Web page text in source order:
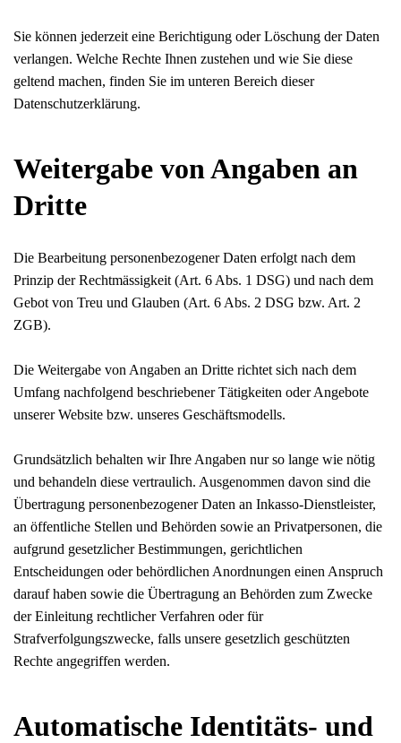
Sie können jederzeit eine Berichtigung oder Löschung der Daten
verlangen. Welche Rechte Ihnen zustehen und wie Sie diese
geltend machen, finden Sie im unteren Bereich dieser
Datenschutzerklärung.
Weitergabe von Angaben an
Dritte
Die Bearbeitung personenbezogener Daten erfolgt nach dem
Prinzip der Rechtmässigkeit (Art. 6 Abs. 1 DSG) und nach dem
Gebot von Treu und Glauben (Art. 6 Abs. 2 DSG bzw. Art. 2
ZGB).
Die Weitergabe von Angaben an Dritte richtet sich nach dem
Umfang nachfolgend beschriebener Tätigkeiten oder Angebote
unserer Website bzw. unseres Geschäftsmodells.
Grundsätzlich behalten wir Ihre Angaben nur so lange wie nötig
und behandeln diese vertraulich. Ausgenommen davon sind die
Übertragung personenbezogener Daten an Inkasso-Dienstleister,
an öffentliche Stellen und Behörden sowie an Privatpersonen, die
aufgrund gesetzlicher Bestimmungen, gerichtlichen
Entscheidungen oder behördlichen Anordnungen einen Anspruch
darauf haben sowie die Übertragung an Behörden zum Zwecke
der Einleitung rechtlicher Verfahren oder für
Strafverfolgungszwecke, falls unsere gesetzlich geschützten
Rechte angegriffen werden.
Automatische Identitäts- und